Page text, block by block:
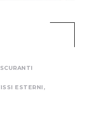
ESTERNI ,